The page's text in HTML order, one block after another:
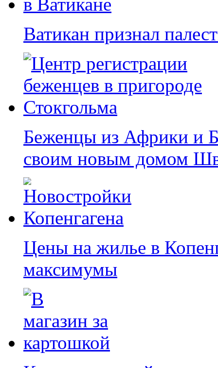
Ватикан признал
Беженцы из Африки и
своим новым домом
Цены на жилье в
максимумы